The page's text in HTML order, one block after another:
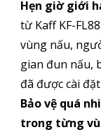
Hẹn giờ giới
từ Kaff KF-
vùng nấu,
gian đun nấu,
đã được cài đặt
Bảo vệ quá
trong từng